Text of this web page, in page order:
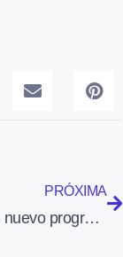
PRÓXIMA
‘Aeroport’, nuevo programa de TV3 que se estrenará el 12 de julio